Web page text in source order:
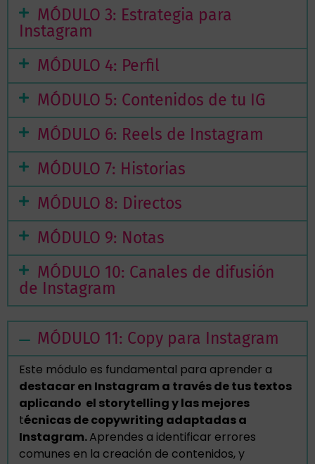
MÓDULO 3: Estrategia para
Instagram
MÓDULO 4: Perfil
MÓDULO 5: Contenidos de tu IG
MÓDULO 6: Reels de Instagram
MÓDULO 7: Historias
MÓDULO 8: Directos
MÓDULO 9: Notas
MÓDULO 10: Canales de difusión
de Instagram
MÓDULO 11: Copy para Instagram
Este módulo es fundamental para aprender a
destacar en Instagram a través de tus textos
aplicando el storytelling y las mejores
técnicas de copywriting adaptadas a
Instagram.Aprendes a identificar errores
comunes en la creación de contenidos, y